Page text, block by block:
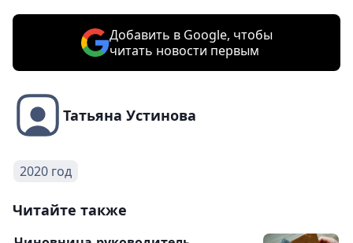
Добавить в Google, чтобы
читать новости первым
Татьяна Устинова
2020 год
Читайте также